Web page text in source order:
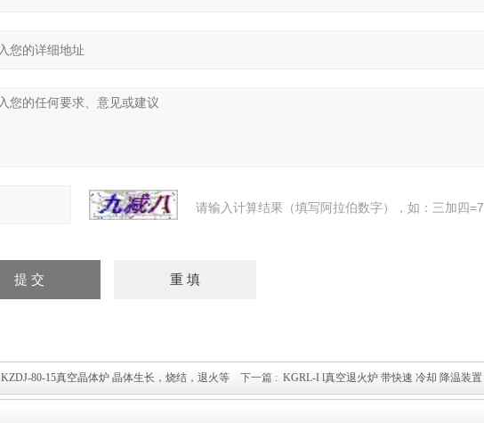
请输入计算结果（填写阿拉伯数字），如：三加四=7
KZDJ-80-15真空晶体炉 晶体生长，烧结，退火等 下一篇 : KGRL-I l真空退火炉 带快速 冷却 降温装置